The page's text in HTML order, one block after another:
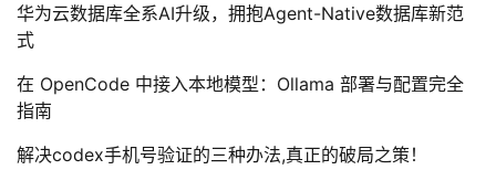
华为云数据库全系AI升级，拥抱Agent-Native数据库新范
式
在 OpenCode 中接入本地模型：Ollama 部署与配置完全
指南
解决codex手机号验证的三种办法,真正的破局之策！